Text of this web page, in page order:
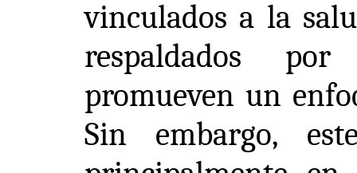
vinculados a la
respaldados
promueven un
Sin embargo,